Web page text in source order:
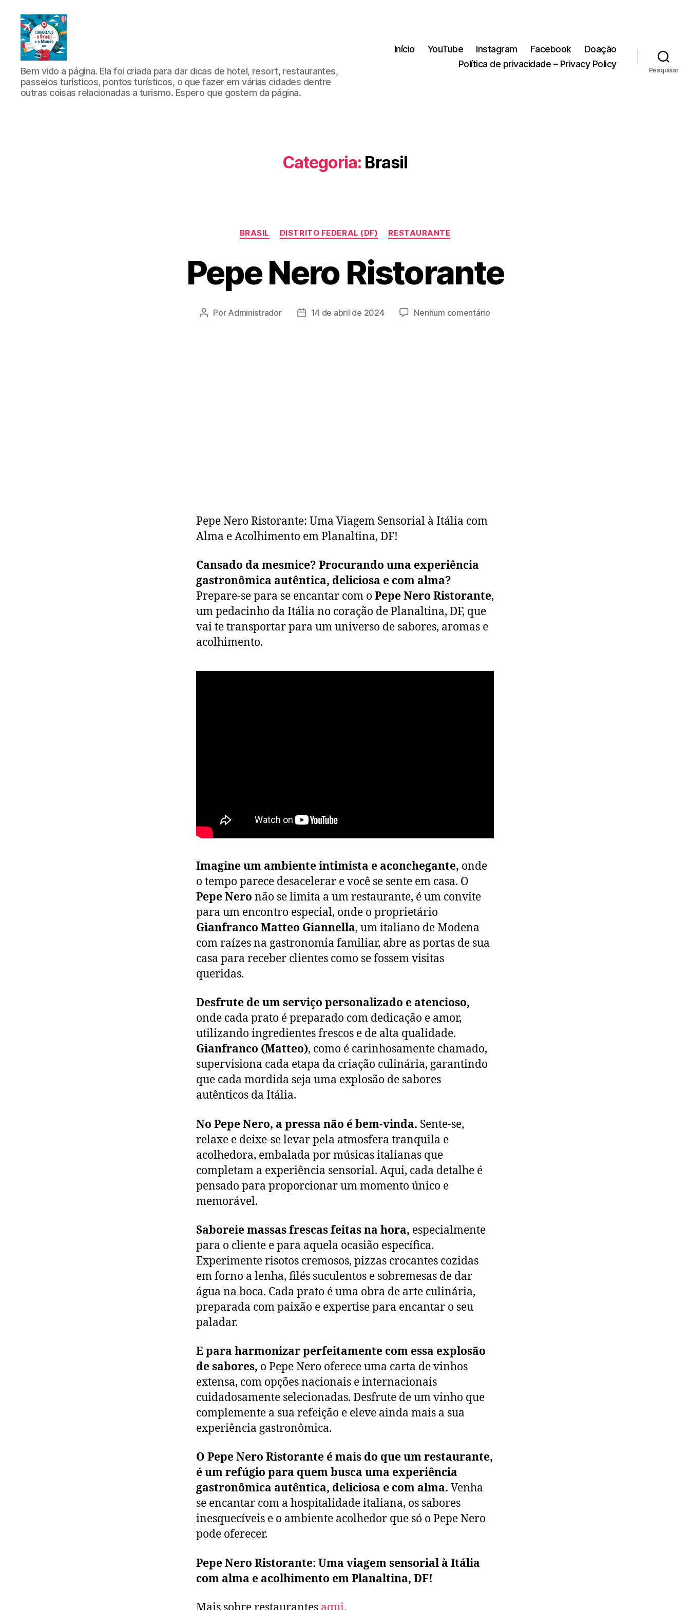
Conhecendo
o
Brasil
e
Bem vido a página. Ela foi criada para dar dicas de hotel, resort, restaurantes,
passeios turísticos, pontos turísticos, o que fazer em várias cidades dentre
outras coisas relacionadas a turismo. Espero que gostem da página.
Início YouTube Instagram Facebook
Doação
Política de privacidade – Privacy Policy
Pesquisar
Categoria: Brasil
Categorias
BRASIL DISTRITO FEDERAL (DF) RESTAURANTE
Pepe Nero Ristorante
Autor
Por Administrador
Data14 de abril de 2024 Nenhum comentárioem
Pepe Nero Ristorante: Uma Viagem Sensorial à Itália com
Alma e Acolhimento em Planaltina, DF!
Cansado da mesmice? Procurando uma experiência
gastronômica autêntica, deliciosa e com alma?
Prepare-se para se encantar com o Pepe Nero Ristorante,
um pedacinho da Itália no coração de Planaltina, DF, que
vai te transportar para um universo de sabores, aromas e
acolhimento.
Imagine um ambiente intimista e aconchegante, onde
o tempo parece desacelerar e você se sente em casa. O
Pepe Nero não se limita a um restaurante, é um convite
para um encontro especial, onde o proprietário
Gianfranco Matteo Giannella, um italiano de Modena
com raízes na gastronomia familiar, abre as portas de sua
casa para receber clientes como se fossem visitas
queridas.
Desfrute de um serviço personalizado e atencioso,
onde cada prato é preparado com dedicação e amor,
utilizando ingredientes frescos e de alta qualidade.
Gianfranco (Matteo), como é carinhosamente chamado,
supervisiona cada etapa da criação culinária, garantindo
que cada mordida seja uma explosão de sabores
autênticos da Itália.
No Pepe Nero, a pressa não é bem-vinda. Sente-se,
relaxe e deixe-se levar pela atmosfera tranquila e
acolhedora, embalada por músicas italianas que
completam a experiência sensorial. Aqui, cada detalhe é
pensado para proporcionar um momento único e
memorável.
Saboreie massas frescas feitas na hora, especialmente
para o cliente e para aquela ocasião específica.
Experimente risotos cremosos, pizzas crocantes cozidas
em forno a lenha, filés suculentos e sobremesas de dar
água na boca. Cada prato é uma obra de arte culinária,
preparada com paixão e expertise para encantar o seu
paladar.
E para harmonizar perfeitamente com essa explosão
de sabores, o Pepe Nero oferece uma carta de vinhos
extensa, com opções nacionais e internacionais
cuidadosamente selecionadas. Desfrute de um vinho que
complemente a sua refeição e eleve ainda mais a sua
experiência gastronômica.
O Pepe Nero Ristorante é mais do que um restaurante,
é um refúgio para quem busca uma experiência
gastronômica autêntica, deliciosa e com alma. Venha
se encantar com a hospitalidade italiana, os sabores
inesquecíveis e o ambiente acolhedor que só o Pepe Nero
pode oferecer.
Pepe Nero Ristorante: Uma viagem sensorial à Itália
com alma e acolhimento em Planaltina, DF!